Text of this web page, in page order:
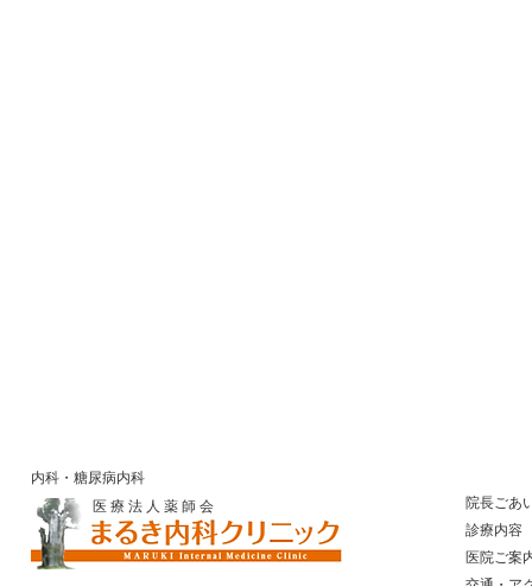
内科・糖尿病内科
医 療 法 人 薬 師 会
院長ごあ
診療内容
医院ご案